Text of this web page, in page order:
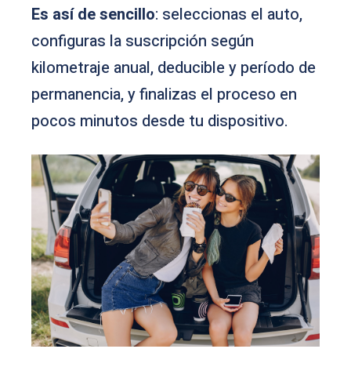
Es así de sencillo: seleccionas el auto,
configuras la suscripción según
kilometraje anual, deducible y período de
permanencia, y finalizas el proceso en
pocos minutos desde tu dispositivo.